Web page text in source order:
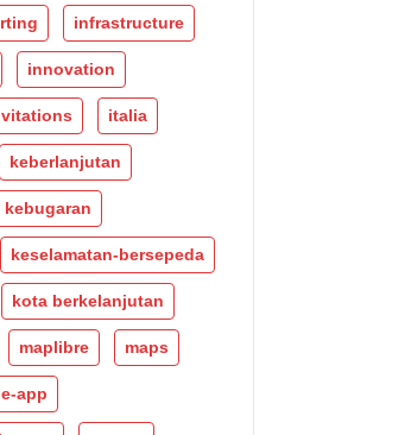
infrastructure
innovation
italia
keberlanjutan
kebugaran
keselamatan-bersepeda
kota berkelanjutan
maplibre maps
app